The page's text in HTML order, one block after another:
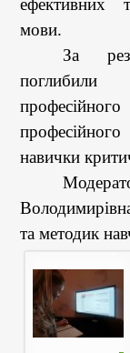
ефективних
мови.
За
поглибили
навички
та методик